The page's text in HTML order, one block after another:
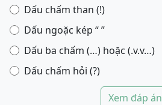
Dấu chấm than (!)
Dấu ngoặc kép “ ”
Dấu ba chấm (…) hoặc (.v.v…)
Dấu chấm hỏi (?)
Xem đáp án